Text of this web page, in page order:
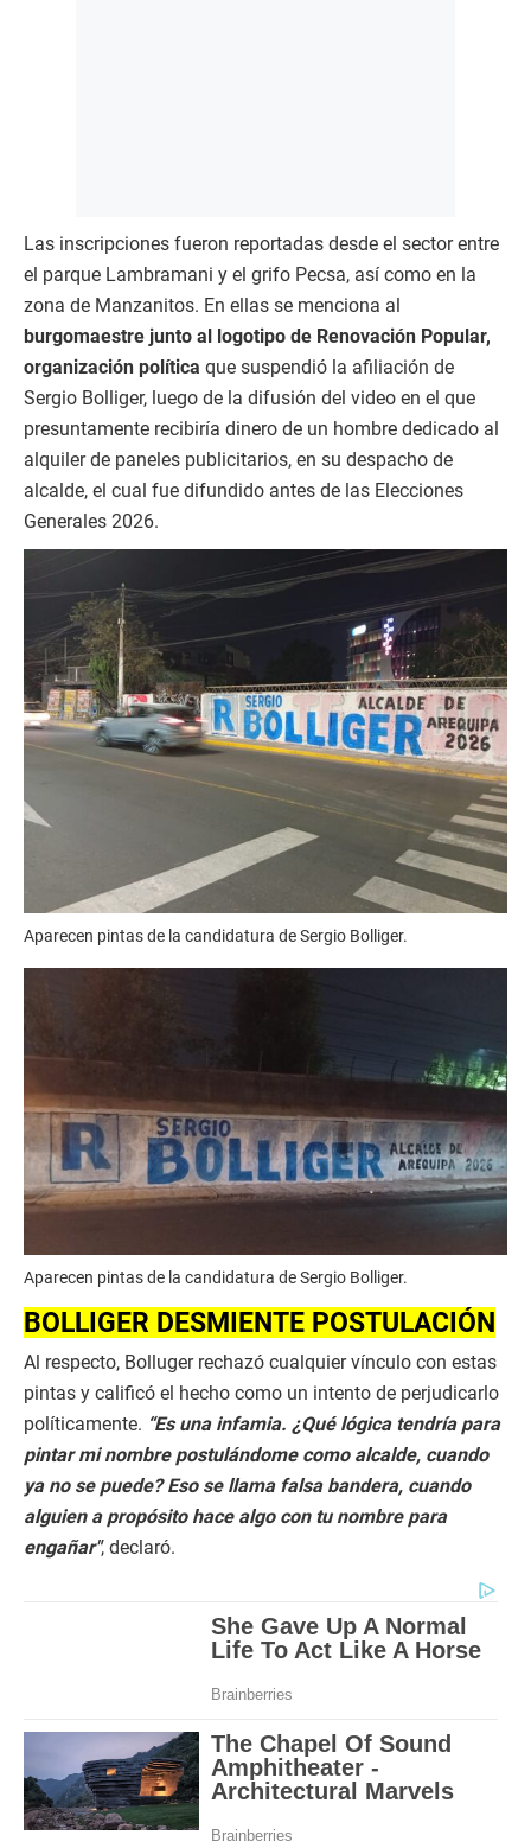
Las inscripciones fueron reportadas desde el sector entre
el parque Lambramani y el grifo Pecsa, así como en la
zona de Manzanitos. En ellas se menciona al
burgomaestre junto al logotipo de Renovación Popular,
organización política que suspendió la afiliación de
Sergio Bolliger, luego de la difusión del video en el que
presuntamente recibiría dinero de un hombre dedicado al
alquiler de paneles publicitarios, en su despacho de
alcalde, el cual fue difundido antes de las Elecciones
Generales 2026.
Aparecen pintas de la candidatura de Sergio Bolliger.
Aparecen pintas de la candidatura de Sergio Bolliger.
BOLLIGER DESMIENTE POSTULACIÓN
Al respecto, Bolluger rechazó cualquier vínculo con estas
pintas y calificó el hecho como un intento de perjudicarlo
políticamente. “Es una infamia. ¿Qué lógica tendría para
pintar mi nombre postulándome como alcalde, cuando
ya no se puede? Eso se llama falsa bandera, cuando
alguien a propósito hace algo con tu nombre para
engañar", declaró.